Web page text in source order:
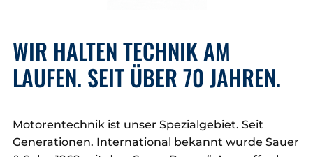
WIR HALTEN TECHNIK AM
LAUFEN. SEIT ÜBER 70 JAHREN.
Motorentechnik ist unser Spezialgebiet. Seit
Generationen. International bekannt wurde Sauer